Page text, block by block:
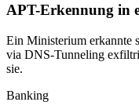
APT-Erkennung in
Ein Ministerium erkannte
via DNS-Tunneling
sie.
Banking